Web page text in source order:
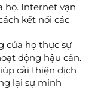
họ. Internet vạn
kết nối các
của họ thực sự
động hậu cần.
cải thiện dịch
lại sự minh